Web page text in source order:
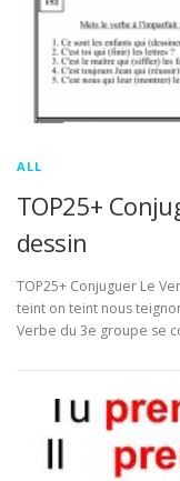
ALL
TOP25+
dessin
TOP25+ Conjuguer Le
teint on teint nous
Verbe du 3e groupe se